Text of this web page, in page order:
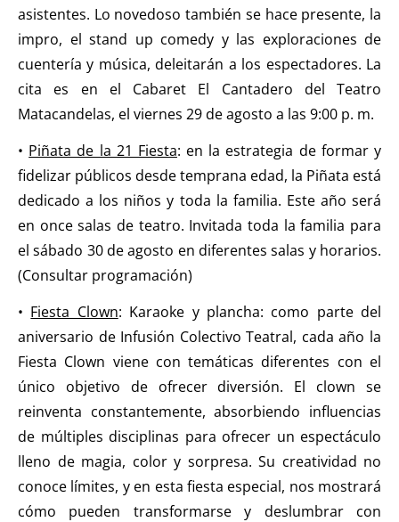
asistentes. Lo novedoso también se hace presente, la
impro, el stand up comedy y las exploraciones de
cuentería y música, deleitarán a los espectadores. La
cita es en el Cabaret El Cantadero del Teatro
Matacandelas, el viernes 29 de agosto a las 9:00 p. m.
• Piñata de la 21 Fiesta: en la estrategia de formar y
fidelizar públicos desde temprana edad, la Piñata está
dedicado a los niños y toda la familia. Este año será
en once salas de teatro. Invitada toda la familia para
el sábado 30 de agosto en diferentes salas y horarios.
(Consultar programación)
• Fiesta Clown: Karaoke y plancha: como parte del
aniversario de Infusión Colectivo Teatral, cada año la
Fiesta Clown viene con temáticas diferentes con el
único objetivo de ofrecer diversión. El clown se
reinventa constantemente, absorbiendo influencias
de múltiples disciplinas para ofrecer un espectáculo
lleno de magia, color y sorpresa. Su creatividad no
conoce límites, y en esta fiesta especial, nos mostrará
cómo pueden transformarse y deslumbrar con